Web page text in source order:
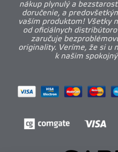
nákup plynulý a
doručenie, a
vaším produktom! Všetky
od oficiálnych
zaručuje
originality. Veríme, že si u
k našim